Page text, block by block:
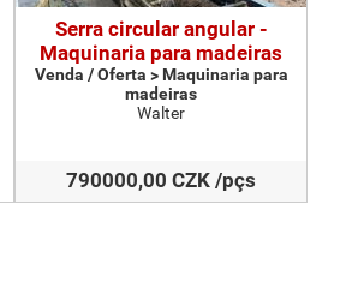
Serra circular angular -
Maquinaria para madeiras
Venda / Oferta > Maquinaria para
madeiras
Walter
790000,00 CZK /pçs